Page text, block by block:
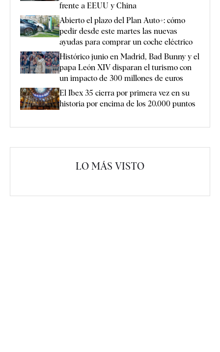
frente a EEUU y China
Abierto el plazo del Plan Auto+: cómo
pedir desde este martes las nuevas
ayudas para comprar un coche eléctrico
Histórico junio en Madrid, Bad Bunny y el
papa León XIV disparan el turismo con
un impacto de 300 millones de euros
El Ibex 35 cierra por primera vez en su
historia por encima de los 20.000 puntos
LO MÁS VISTO